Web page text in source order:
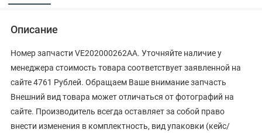
Описание
Номер запчасти VE202000262AA. Уточняйте наличие у
менеджера стоимость товара соответствует заявленной на
сайте 4761 Рублей. Обращаем Ваше внимание запчасть
Внешний вид товара может отличаться от фотографий на
сайте. Производитель всегда оставляет за собой право
внести изменения в комплектность, вид упаковки (кейс/